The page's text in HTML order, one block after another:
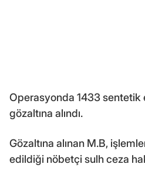
Operasyonda 1433 sentetik
gözaltına alındı.
Gözaltına alınan M.B,
edildiği nöbetçi sulh ceza